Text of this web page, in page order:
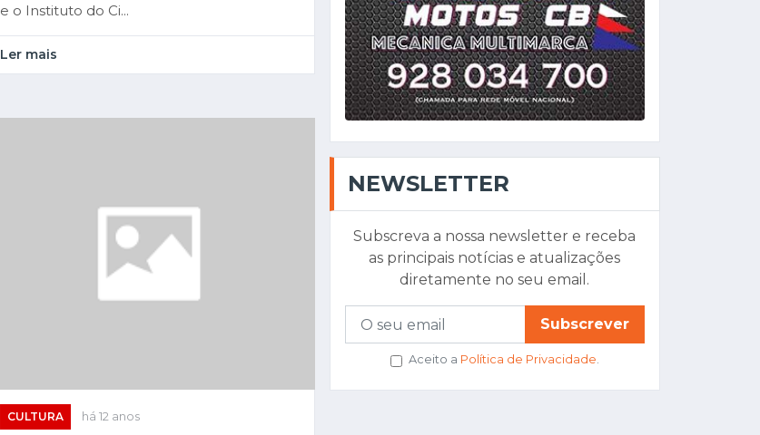
e o Instituto do Ci...
Ler mais
CULTURA há 12 anos
NEWSLETTER
Subscreva a nossa newsletter e receba
as principais notícias e atualizações
diretamente no seu email.
Subscrever
Aceito a Política de Privacidade.